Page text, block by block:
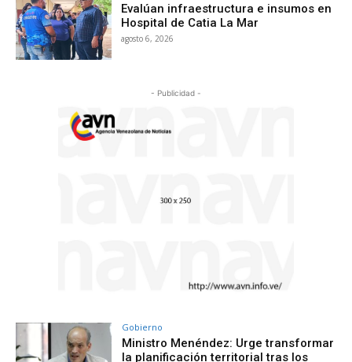
Evalúan infraestructura e insumos en
Hospital de Catia La Mar
agosto 6, 2026
- Publicidad -
Gobierno
Ministro Menéndez: Urge transformar
la planificación territorial tras los